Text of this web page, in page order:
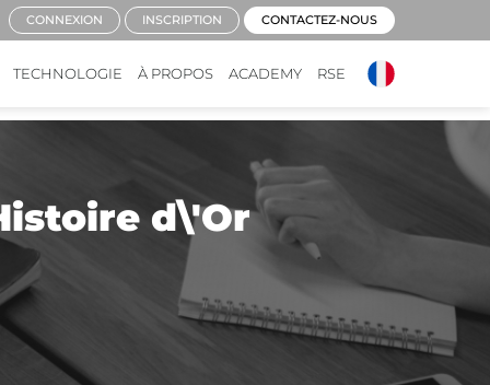
TECHNOLOGIE À PROPOS ACADEMY RSE
CONNEXION INSCRIPTION CONTACTEZ-NOUS
d\'Or